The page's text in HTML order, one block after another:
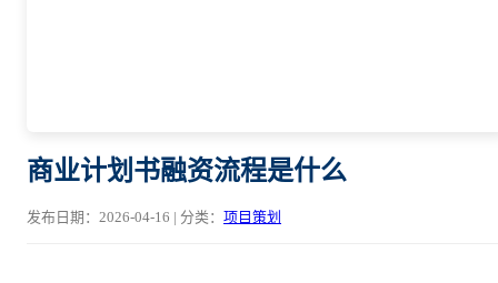
商业计划书融资流程是什么
发布日期：2026-04-16 | 分类： 项目策划